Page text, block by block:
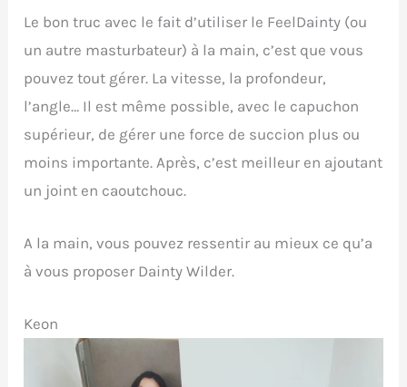
Le bon truc avec le fait d’utiliser le FeelDainty (ou
un autre masturbateur) à la main, c’est que vous
pouvez tout gérer. La vitesse, la profondeur,
l’angle… Il est même possible, avec le capuchon
supérieur, de gérer une force de succion plus ou
moins importante. Après, c’est meilleur en ajoutant
un joint en caoutchouc.
A la main, vous pouvez ressentir au mieux ce qu’a
à vous proposer Dainty Wilder.
Keon